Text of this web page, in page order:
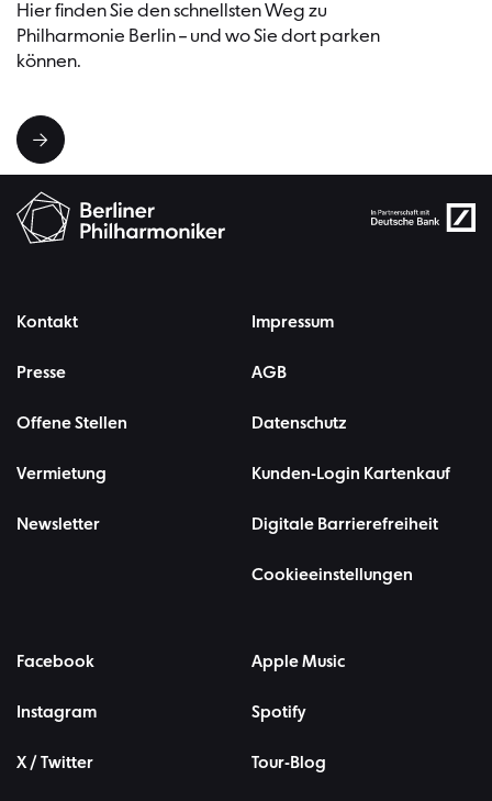
Hier finden Sie den schnellsten Weg zu
Philharmonie Berlin – und wo Sie dort parken
können.
Kontakt
Presse
Offene Stellen
Vermietung
Newsletter
Impressum
AGB
Datenschutz
Kunden-Login Kartenkauf
Digitale Barrierefreiheit
Cookieeinstellungen
Facebook
Instagram
X / Twitter
Apple Music
Spotify
Tour-Blog